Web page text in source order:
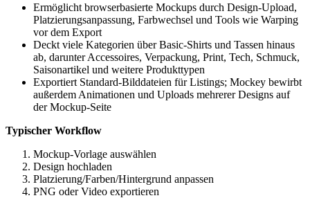
Ermöglicht browserbasierte Mockups durch Design-Upload,
Platzierungsanpassung, Farbwechsel und Tools wie Warping
vor dem Export
Deckt viele Kategorien über Basic-Shirts und Tassen hinaus
ab, darunter Accessoires, Verpackung, Print, Tech, Schmuck,
Saisonartikel und weitere Produkttypen
Exportiert Standard-Bilddateien für Listings; Mockey bewirbt
außerdem Animationen und Uploads mehrerer Designs auf
der Mockup-Seite
Typischer Workflow
Mockup-Vorlage auswählen
Design hochladen
Platzierung/Farben/Hintergrund anpassen
PNG oder Video exportieren